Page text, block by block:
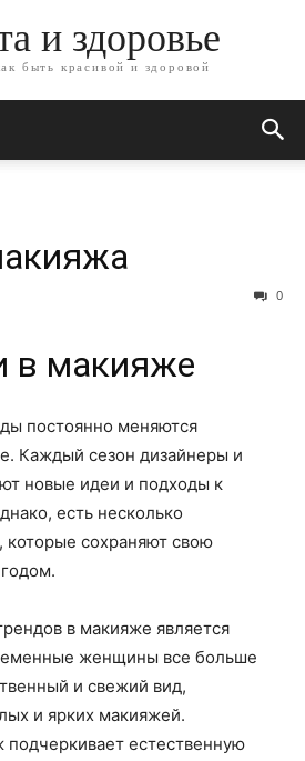
и здоровье
быть красивой и здоровой
0
в макияже
постоянно меняются
Каждый сезон дизайнеры и
новые идеи и подходы к
есть несколько
которые сохраняют свою
в макияже является
женщины все больше
и свежий вид,
и ярких макияжей.
естественную